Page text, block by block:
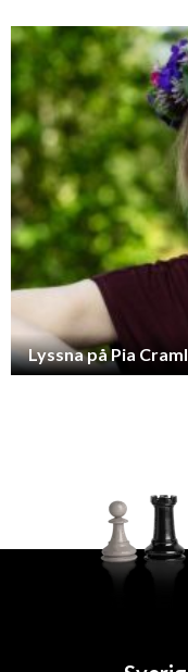
Lyssna på Pia